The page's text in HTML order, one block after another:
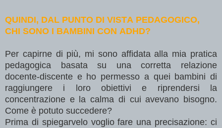
QUINDI, DAL PUNTO DI VISTA PEDAGOGICO,
CHI SONO I BAMBINI CON ADHD?
Per capirne di più, mi sono affidata alla mia pratica
pedagogica basata su una corretta relazione
docente-discente e ho permesso a quei bambini di
raggiungere i loro obiettivi e riprendersi la
concentrazione e la calma di cui avevano bisogno.
Come è potuto succedere?
Prima di spiegarvelo voglio fare una precisazione: ci